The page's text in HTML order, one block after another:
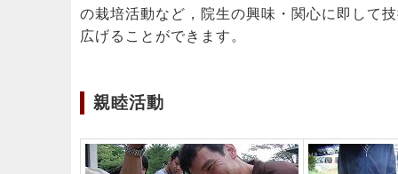
の栽培活動など，院生の興味・関心に即して
広げることができます。
親睦活動